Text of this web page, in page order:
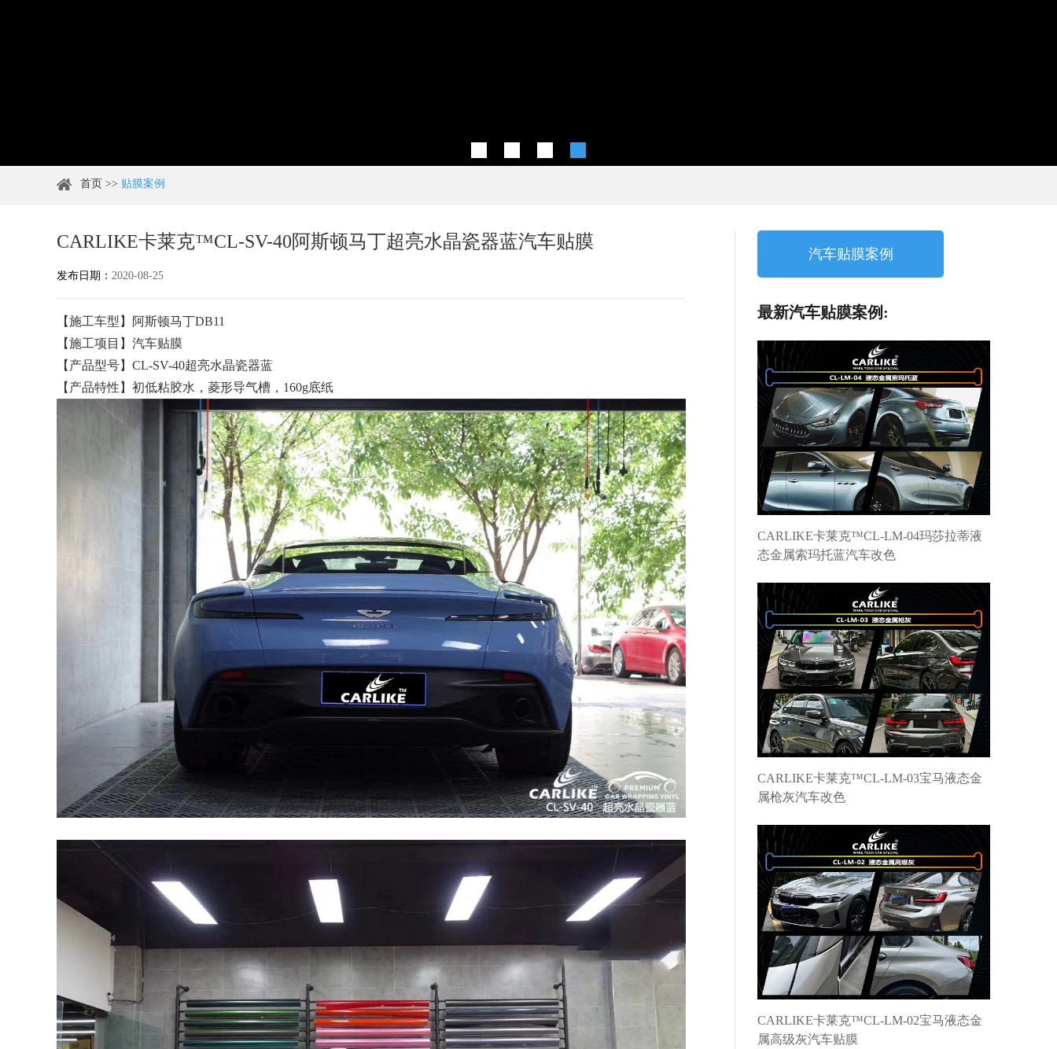
首页 >> 贴膜案例
CARLIKE卡莱克™CL-SV-40阿斯顿马丁超亮水晶瓷器蓝汽车贴膜
发布日期： 2020-08-25
【施工车型】阿斯顿马丁DB11
【施工项目】汽车贴膜
【产品型号】CL-SV-40超亮水晶瓷器蓝
【产品特性】初低粘胶水，菱形导气槽，160g底纸
汽车贴膜案例
最新汽车贴膜案例:
CARLIKE卡莱克™CL-LM-04玛莎拉蒂液
态金属索玛托蓝汽车改色
CARLIKE卡莱克™CL-LM-03宝马液态金
属枪灰汽车改色
CARLIKE卡莱克™CL-LM-02宝马液态金
属高级灰汽车贴膜